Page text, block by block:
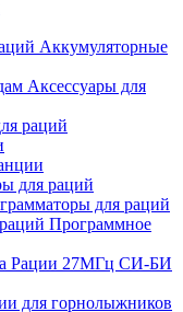
Аккумуляторные
Аксессуары для
раций
для раций
для раций
Программное
Рации 27МГц СИ-БИ
для горнолыжников